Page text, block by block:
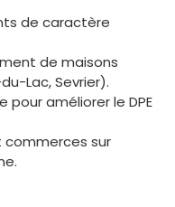
de caractère
de maisons
Lac, Sevrier).
améliorer le DPE
sur